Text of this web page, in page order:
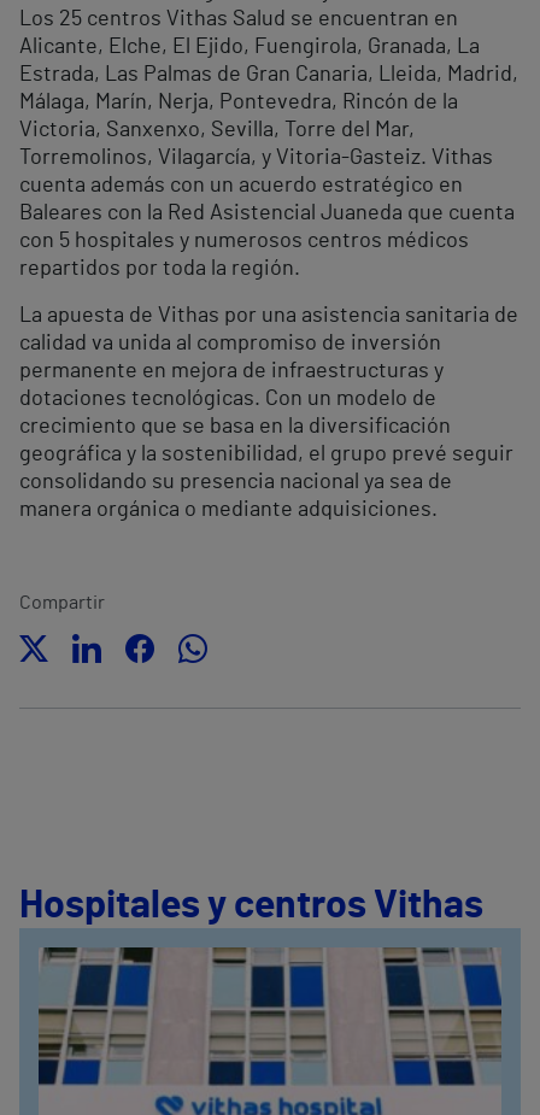
Los 25 centros Vithas Salud se encuentran en
Alicante, Elche, El Ejido, Fuengirola, Granada, La
Estrada, Las Palmas de Gran Canaria, Lleida, Madrid,
Málaga, Marín, Nerja, Pontevedra, Rincón de la
Victoria, Sanxenxo, Sevilla, Torre del Mar,
Torremolinos, Vilagarcía, y Vitoria-Gasteiz. Vithas
cuenta además con un acuerdo estratégico en
Baleares con la Red Asistencial Juaneda que cuenta
con 5 hospitales y numerosos centros médicos
repartidos por toda la región.
La apuesta de Vithas por una asistencia sanitaria de
calidad va unida al compromiso de inversión
permanente en mejora de infraestructuras y
dotaciones tecnológicas. Con un modelo de
crecimiento que se basa en la diversificación
geográfica y la sostenibilidad, el grupo prevé seguir
consolidando su presencia nacional ya sea de
manera orgánica o mediante adquisiciones.
Compartir
Hospitales y centros Vithas